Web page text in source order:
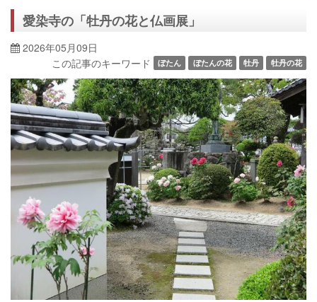
愛染寺の「牡丹の花と仏画展」
2026年05月09日
この記事のキーワード
ぼたん ぼたんの花 牡丹 牡丹の花